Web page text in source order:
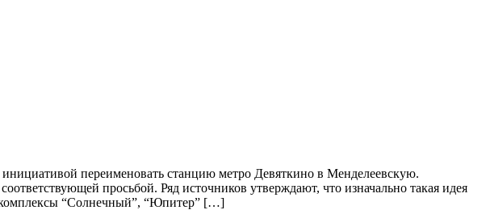
переименовать станцию метро Девяткино в Менделеевскую.
просьбой. Ряд источников утверждают, что изначально такая идея
комплексы “Солнечный”, “Юпитер” […]